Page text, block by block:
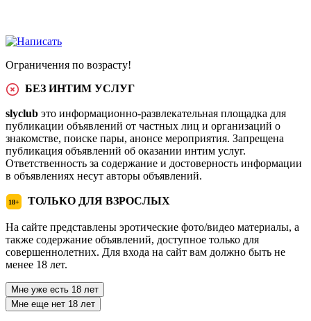
Ограничения по возрасту!
БЕЗ ИНТИМ УСЛУГ
slyclub это информационно-развлекательная площадка для
публикации объявлений от частных лиц и организаций о
знакомстве, поиске пары, анонсе мероприятия. Запрещена
публикация объявлений об оказании интим услуг.
Ответственность за содержание и достоверность информации
в объявлениях несут авторы объявлений.
18+ ТОЛЬКО ДЛЯ ВЗРОСЛЫХ
На сайте представлены эротические фото/видео материалы, а
также содержание объявлений, доступное только для
совершеннолетних. Для входа на сайт вам должно быть не
менее 18 лет.
Мне уже есть 18 лет
Мне еще нет 18 лет